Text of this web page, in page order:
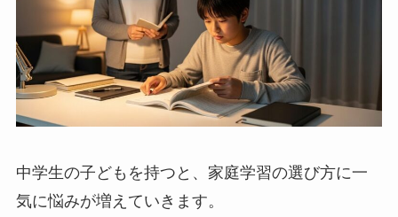
中学生の子どもを持つと、家庭学習の選び方に一
気に悩みが増えていきます。